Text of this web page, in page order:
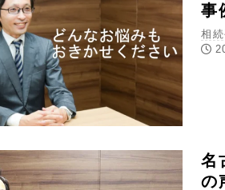
事
相
名
の